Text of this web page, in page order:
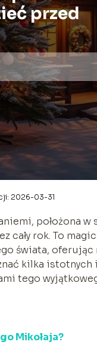
przed
2026-03-31
położona
cały rok. To
świata,
kilka
tego
Mikołaja?